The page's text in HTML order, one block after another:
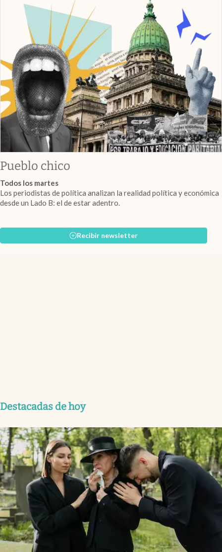
Pueblo chico
Todos los martes
Los periodistas de política analizan la realidad política y económica
desde un Lado B: el de estar adentro.
Recibir newsletter
Destacadas de hoy